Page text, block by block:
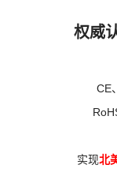
权威
CE
实现北